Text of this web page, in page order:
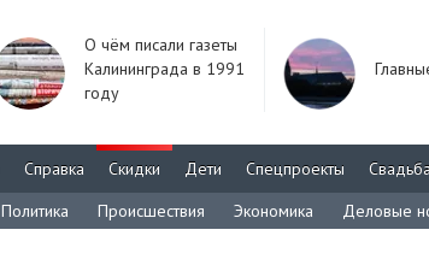
О чём писали газеты
Калининграда в 1991
году
Справка Скидки Дети Спецпроекты Свадьба
Политика Происшествия Экономика Деловые